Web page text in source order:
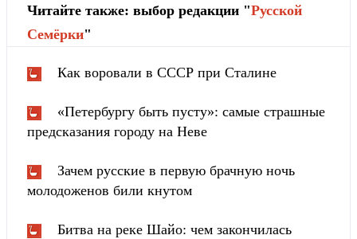
Читайте также: выбор редакции "Русской
Cемёрки"
Как воровали в СССР при Сталине
«Петербургу быть пусту»: самые страшные
предсказания городу на Неве
Зачем русские в первую брачную ночь
молодоженов били кнутом
Битва на реке Шайо: чем закончилась